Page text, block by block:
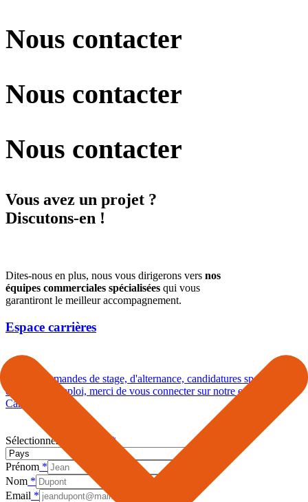
Nous contacter
Nous contacter
Nous contacter
Vous avez un projet ?
Discutons-en !
Dites-nous en plus, nous vous dirigerons vers nos
équipes commerciales spécialisées qui vous
garantiront le meilleur accompagnement.
Espace carrières
Pour les demandes de stage, d'alternance, candidatures spontanées
ou offres d'emploi, merci de vous connecter sur notre espace
Carrières.
Sélectionnez votre pays *
Prénom *
Nom *
Email *